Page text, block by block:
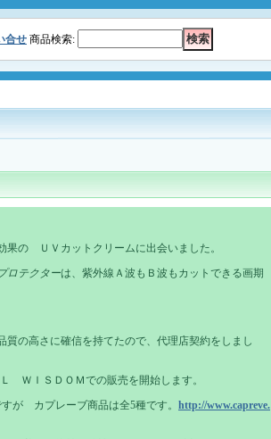
合せ 商品検索:
の ＵＶカットクリームに出会いました。
ロテクターは、紫外線Ａ波もＢ波もカットできる画期
の高さに確信を持てたので、代理店契約をしまし
ＷＩＳＤＯＭでの販売を開始します。
が カプレーブ商品は全5種です。 http://www.capreve.